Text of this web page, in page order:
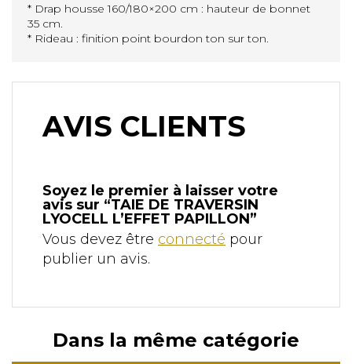
* Drap housse 160/180×200 cm : hauteur de bonnet
35 cm.
* Rideau : finition point bourdon ton sur ton.
AVIS CLIENTS
Soyez le premier à laisser votre
avis sur “TAIE DE TRAVERSIN
LYOCELL L’EFFET PAPILLON”
Vous devez être connecté pour
publier un avis.
Dans la même catégorie